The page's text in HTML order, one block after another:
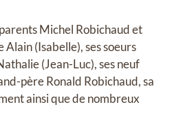
Michel Robichaud et
(Isabelle), ses soeurs
(Jean-Luc), ses neuf
père Ronald Robichaud, sa
ainsi que de nombreux